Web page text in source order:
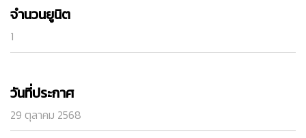
จำนวนยูนิต
1
วันที่ประกาศ
29 ตุลาคม 2568